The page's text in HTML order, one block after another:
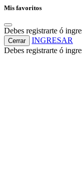
Mis favoritos
Debes registrarte ó
Cerrar
INGRESAR
Debes registrarte ó